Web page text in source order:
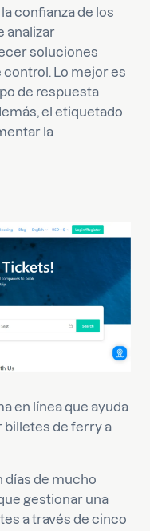
confianza de los
analizar
soluciones
control. Lo mejor es
de respuesta
el etiquetado
la
en línea que ayuda
billetes de ferry a
días de mucho
gestionar una
a través de cinco